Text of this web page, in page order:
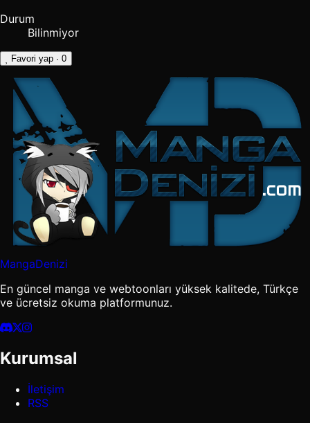
Durum
Bilinmiyor
Favori yap · 0
MangaDenizi
En güncel manga ve webtoonları yüksek kalitede, Türkçe
ve ücretsiz okuma platformunuz.
Kurumsal
İletişim
RSS